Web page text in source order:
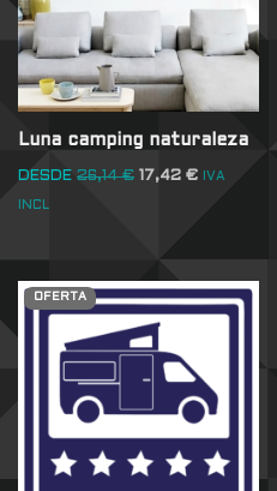
Luna camping naturaleza
DESDE 26,14€ 17,42 € IVA
INCL
OFERTA